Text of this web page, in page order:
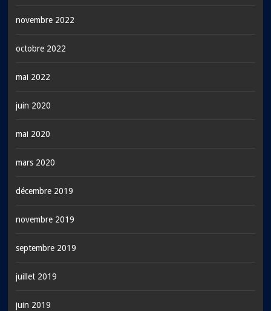
novembre 2022
octobre 2022
mai 2022
juin 2020
mai 2020
mars 2020
décembre 2019
novembre 2019
septembre 2019
juillet 2019
juin 2019